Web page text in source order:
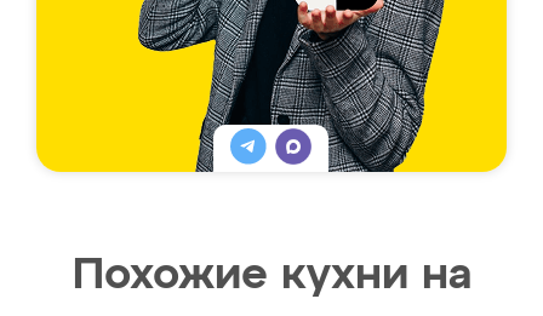
Похожие кухни на